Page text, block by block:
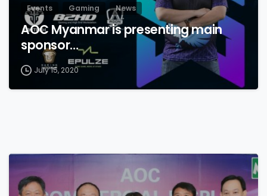
Events Gaming News
AOC Myanmar is presenting main
sponsor…
July 15, 2020